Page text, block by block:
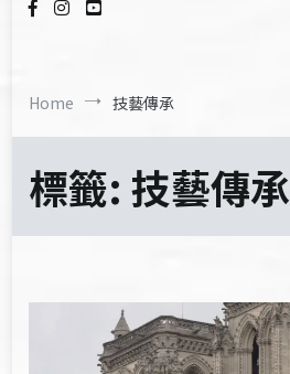
Home 技藝傳承
標籤:技藝傳承